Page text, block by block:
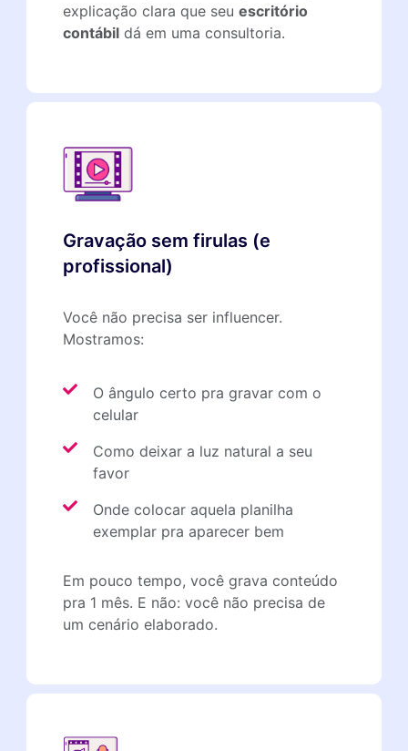
explicação clara que seu escritório
contábildá em uma consultoria.
Gravação sem firulas (e
profissional)
Você não precisa ser influencer.
Mostramos:
O ângulo certo pra gravar com o
celular
Como deixar a luz natural a seu
favor
Onde colocar aquela planilha
exemplar pra aparecer bem
Em pouco tempo, você grava conteúdo
pra 1 mês. E não: você não precisa de
um cenário elaborado.